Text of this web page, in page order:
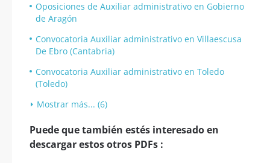
Oposiciones de Auxiliar administrativo en Gobierno
de Aragón
Convocatoria Auxiliar administrativo en Villaescusa
De Ebro (Cantabria)
Convocatoria Auxiliar administrativo en Toledo
(Toledo)
Mostrar más... (6)
Puede que también estés interesado en
descargar estos otros PDFs :